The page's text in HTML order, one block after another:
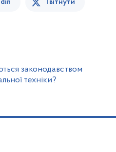
Твітнути
законодавством
техніки?